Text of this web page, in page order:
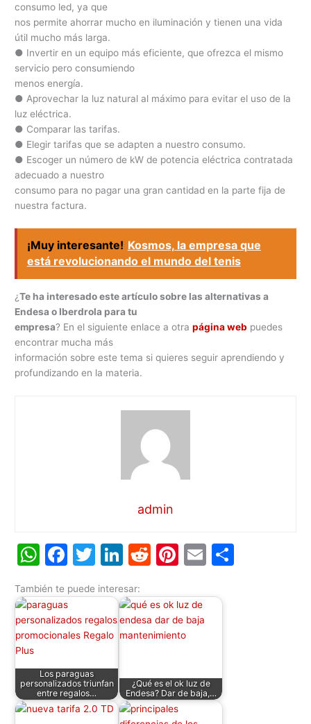
consumo led, ya que
nos permite ahorrar mucho en iluminación y tienen una vida
útil mucho más larga.
● Invertir en un equipo más eficiente, que ofrezca el mismo
servicio pero consumiendo
menos energía.
● Aprovechar la luz natural al máximo para evitar el uso de la
luz eléctrica.
● Comparar las tarifas.
● Elegir tarifas que se adapten a nuestro consumo.
● Escoger un número de kW de potencia eléctrica contratada
adecuado a nuestro
consumo para no pagar una gran cantidad en la parte fija de
nuestra factura.
¡Muy interesante! Kosmos, la empresa que
está revolucionando el mundo del tenis
¿Te ha interesado este artículo sobre las alternativas a
Endesa o Iberdrola para tu
empresa? En el siguiente enlace a otrapágina web puedes
encontrar mucha más
información sobre este tema si quieres seguir aprendiendo y
profundizando en la materia.
admin
W
at
s
A
p
p
F
c
e
b
o
o
k
T
itt
er
Li
k
e
dI
R
d
di
t
Pi
er
e
st
E
ai
También te puede interesar:
Los paraguas
personalizados triunfan
entre regalos…
¿Qué es el ok luz de
Endesa? Dar de baja,…